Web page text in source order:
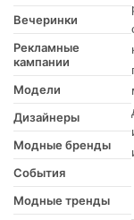
Вечеринки
Рекламные
кампании
Модели
Дизайнеры
Модные бренды
События
Модные тренды